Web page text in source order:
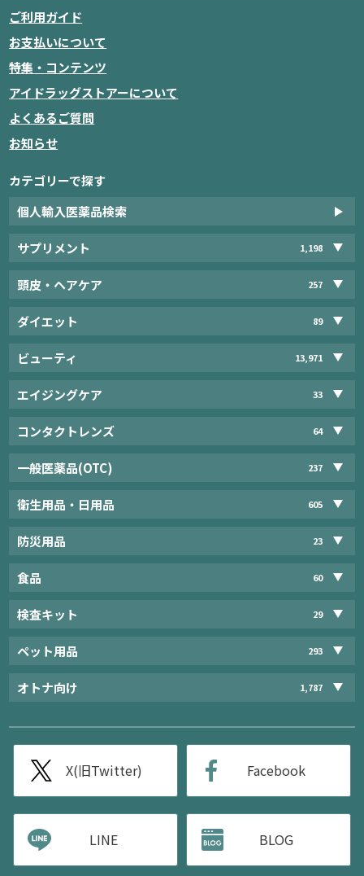
ご利用ガイド
お支払いについて
特集・コンテンツ
アイドラッグストアーについて
よくあるご質問
お知らせ
カテゴリーで探す
個人輸入医薬品検索
サプリメント 1,198
頭皮・ヘアケア 257
ダイエット 89
ビューティ 13,971
エイジングケア 33
コンタクトレンズ 64
一般医薬品(OTC) 237
衛生用品・日用品 605
防災用品 23
食品 60
検査キット 29
ペット用品 293
オトナ向け 1,787
X(旧Twitter) Facebook
LINE BLOG